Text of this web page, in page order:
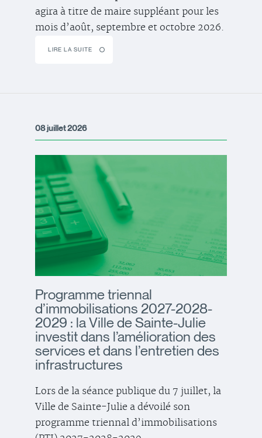
agira à titre de maire suppléant pour les
mois d’août, septembre et octobre 2026.
LIRE LA SUITE
08 juillet 2026
Programme triennal
d’immobilisations 2027-2028-
2029 : la Ville de Sainte-Julie
investit dans l’amélioration des
services et dans l’entretien des
infrastructures
Lors de la séance publique du 7 juillet, la
Ville de Sainte-Julie a dévoilé son
programme triennal d’immobilisations